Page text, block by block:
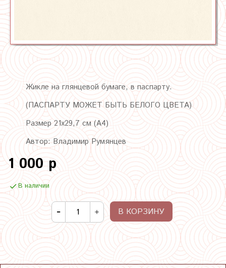
Жикле на глянцевой бумаге, в паспарту.
(ПАСПАРТУ МОЖЕТ БЫТЬ БЕЛОГО ЦВЕТА)
Размер 21х29,7 см (А4)
Автор: Владимир Румянцев
1 000 р
В наличии
В КОРЗИНУ